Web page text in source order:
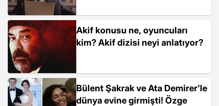
Akif konusu ne, oyuncuları
kim? Akif dizisi neyi anlatıyor?
Bülent Şakrak ve Ata Demirer'le
dünya evine girmişti! Özge